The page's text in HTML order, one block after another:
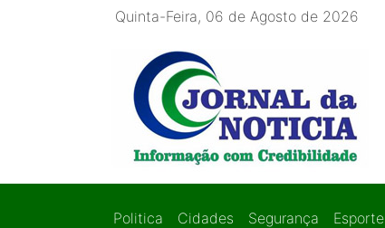
Quinta-Feira, 06 de Agosto de 2026
Politica Cidades Segurança Esporte